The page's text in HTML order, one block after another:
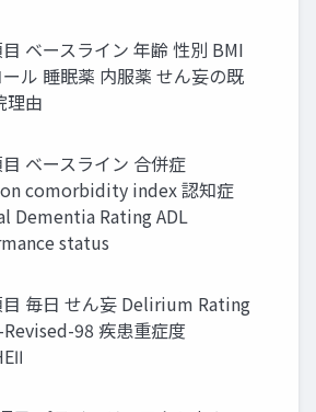
ベースライン 年齢 性別 BMI
ル 睡眠薬 内服薬 せん妄の既
理由
ベースライン 合併症
comorbidity index 認知症
Dementia Rating ADL
status
目 毎日 せん妄 Delirium Rating
98 疾患重症度